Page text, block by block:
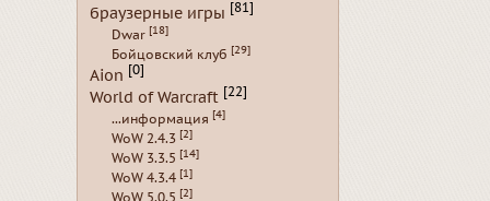
браузерные игры [81]
Dwar [18]
Бойцовский клуб [29]
Aion [0]
World of Warcraft [22]
...информация [4]
WoW 2.4.3 [2]
WoW 3.3.5 [14]
WoW 4.3.4 [1]
WoW 5.0.5 [2]